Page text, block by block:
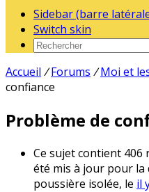
Sidebar (barre
Switch skin
Accueil / Forums / Moi et
confiance
Problème de
Ce sujet contient 406
été mis à jour pour
poussière isolée, le il